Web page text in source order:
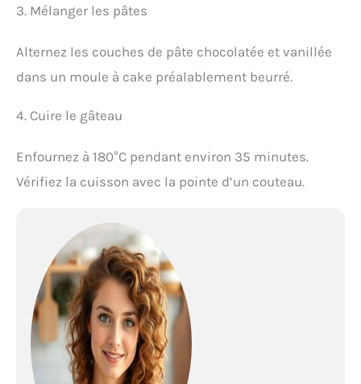
3. Mélanger les pâtes
Alternez les couches de pâte chocolatée et vanillée
dans un moule à cake préalablement beurré.
4. Cuire le gâteau
Enfournez à 180°C pendant environ 35 minutes.
Vérifiez la cuisson avec la pointe d’un couteau.